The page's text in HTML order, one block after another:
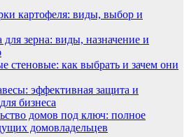
картофеля: виды, выбор и
зерна: виды, назначение и
стеновые: как выбрать и зачем они
эффективная защита и
бизнеса
домов под ключ: полное
домовладельцев